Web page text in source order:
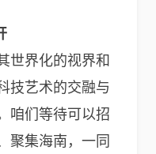
世界化的视界和
技艺术的交融与
咱们等待可以招
聚集海南，一同